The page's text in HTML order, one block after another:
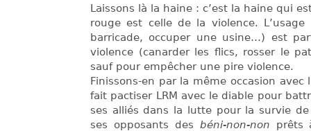
Laissons là la haine : c’est la haine qui
rouge est celle de la violence.
barricade, occuper une usine…) est
violence (canarder les flics, rosser le
sauf pour empêcher une pire violence.
Finissons-en par la même occasion
fait pactiser LRM avec le diable pour
ses alliés dans la lutte pour la survie
ses opposants des béni-non-non prêts